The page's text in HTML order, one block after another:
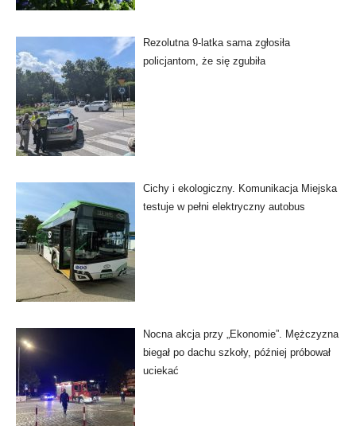
Rezolutna 9-latka sama zgłosiła
policjantom, że się zgubiła
Cichy i ekologiczny. Komunikacja Miejska
testuje w pełni elektryczny autobus
Nocna akcja przy „Ekonomie”. Mężczyzna
biegał po dachu szkoły, później próbował
uciekać